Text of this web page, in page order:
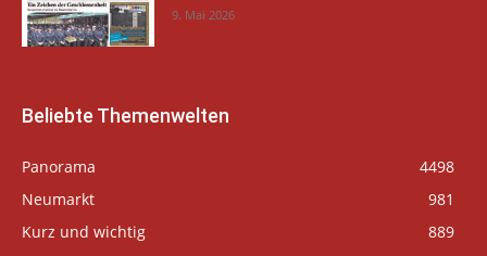
9. Mai 2026
Beliebte Themenwelten
Panorama
4498
Neumarkt
981
Kurz und wichtig
889